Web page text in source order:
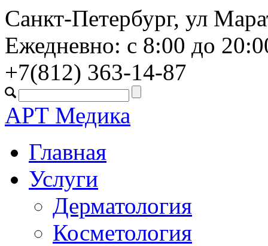
Санкт-Петербург, ул
Ежедневно: с 8:00 до
+7(812) 363-14-87
АРТ Медика
Главная
Услуги
Дерматология
Косметология